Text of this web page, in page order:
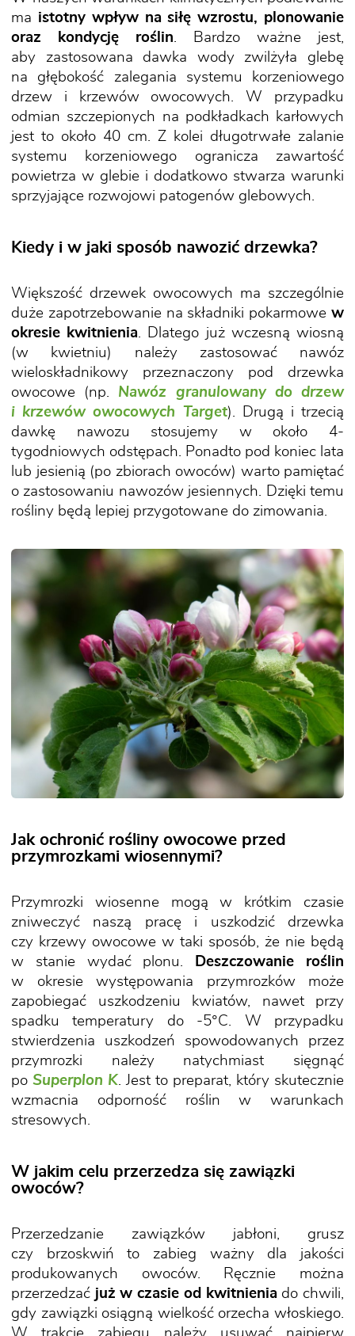
ma istotny wpływ na siłę wzrostu, plonowanie
oraz kondycję roślin. Bardzo ważne jest,
aby zastosowana dawka wody zwilżyła glebę
na głębokość zalegania systemu korzeniowego
drzew i krzewów owocowych. W przypadku
odmian szczepionych na podkładkach karłowych
jest to około 40 cm. Z kolei długotrwałe zalanie
systemu korzeniowego ogranicza zawartość
powietrza w glebie i dodatkowo stwarza warunki
sprzyjające rozwojowi patogenów glebowych.
Kiedy i w jaki sposób nawozić drzewka?
Większość drzewek owocowych ma szczególnie
duże zapotrzebowanie na składniki pokarmowe w
okresie kwitnienia. Dlatego już wczesną wiosną
(w kwietniu) należy zastosować nawóz
wieloskładnikowy przeznaczony pod drzewka
owocowe (np. Nawóz granulowany do drzew
i krzewów owocowych Target). Drugą i trzecią
dawkę nawozu stosujemy w około 4-
tygodniowych odstępach. Ponadto pod koniec lata
lub jesienią (po zbiorach owoców) warto pamiętać
o zastosowaniu nawozów jesiennych. Dzięki temu
rośliny będą lepiej przygotowane do zimowania.
Jak ochronić rośliny owocowe przed
przymrozkami wiosennymi?
Przymrozki wiosenne mogą w krótkim czasie
zniweczyć naszą pracę i uszkodzić drzewka
czy krzewy owocowe w taki sposób, że nie będą
w stanie wydać plonu.
Deszczowanie roślin
w okresie występowania przymrozków może
zapobiegać uszkodzeniu kwiatów, nawet przy
spadku temperatury do -5°C. W przypadku
stwierdzenia uszkodzeń spowodowanych przez
przymrozki należy natychmiast sięgnąć
po Superplon K. Jest to preparat, który skutecznie
wzmacnia odporność roślin w warunkach
stresowych.
W jakim celu przerzedza się zawiązki
owoców?
Przerzedzanie zawiązków jabłoni, grusz
czy brzoskwiń to zabieg ważny dla jakości
produkowanych owoców. Ręcznie można
przerzedzać już w czasie od kwitnienia do chwili,
gdy zawiązki osiągną wielkość orzecha włoskiego.